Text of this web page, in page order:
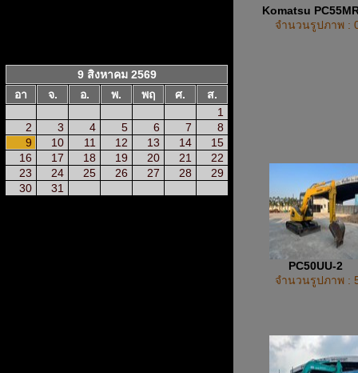
9 สิงหาคม 2569
อา
จ. อ. พ. พฤ ศ.
ส.
1
2
3 4 5 6 7
8
9
10 11 12 13 14
15
16
17 18 19 20 21
22
23
24 25 26 27 28
29
30
31
Komatsu
จำนวนรูปภาพ :
PC50UU-2
จำนวนรูปภาพ :